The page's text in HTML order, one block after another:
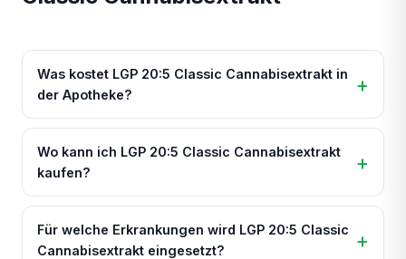
Was kostet LGP 20:5 Classic Cannabisextrakt in
der Apotheke?
Wo kann ich LGP 20:5 Classic Cannabisextrakt
kaufen?
Für welche Erkrankungen wird LGP 20:5 Classic
Cannabisextrakt eingesetzt?